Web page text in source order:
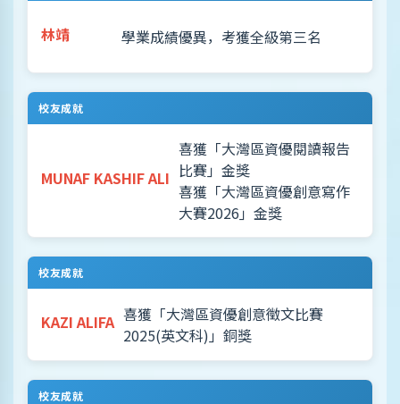
林靖 學業成績優異，考獲全級第三名
校友成就
MUNAF KASHIF ALI
喜獲「大灣區資優閱讀報告
比賽」金獎
喜獲「大灣區資優創意寫作
大賽2026」金獎
校友成就
KAZI ALIFA 喜獲「大灣區資優創意徵文比賽
2025(英文科)」銅獎
校友成就